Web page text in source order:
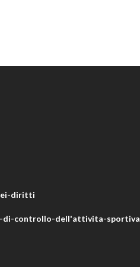
diritti
di-controllo-dell'attivita-sportiva